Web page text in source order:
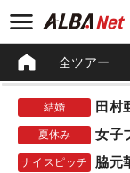
全ツアー
結婚 田村
夏休み 女子
ナイスピッチ 脇元